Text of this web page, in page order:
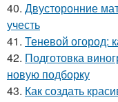
40. Двусторонние
учесть
41. Теневой огород:
42. Подготовка
новую подборку
43. Как создать